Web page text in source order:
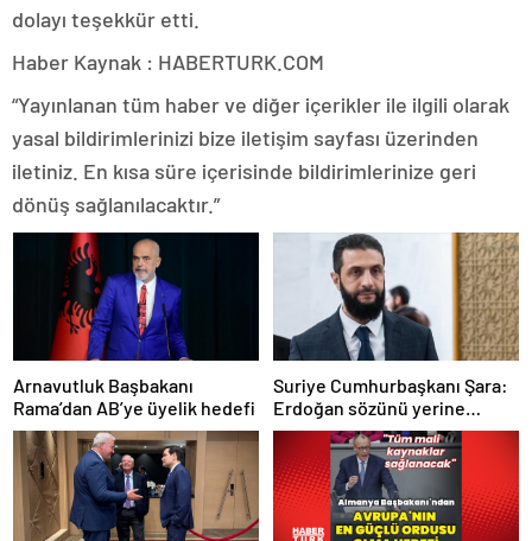
dolayı teşekkür etti.
Haber Kaynak : HABERTURK.COM
“Yayınlanan tüm haber ve diğer içerikler ile ilgili olarak
yasal bildirimlerinizi bize iletişim sayfası üzerinden
iletiniz. En kısa süre içerisinde bildirimlerinize geri
dönüş sağlanılacaktır.”
Arnavutluk Başbakanı
Rama’dan AB’ye üyelik hedefi
Suriye Cumhurbaşkanı Şara:
Erdoğan sözünü yerine
getirdi. Trump’a da çok
teşekkür ederim